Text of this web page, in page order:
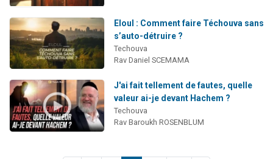
Eloul : Comment faire Téchouva sans
s’auto-détruire ?
Techouva
Rav Daniel SCEMAMA
J'ai fait tellement de fautes, quelle
valeur ai-je devant Hachem ?
Techouva
Rav Baroukh ROSENBLUM